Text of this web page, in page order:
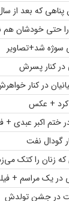
که بعد از
حتی خودشان هم
شد+تصاویر
در کنار پسرش
در کنار
کرد + عکس
ختم اکبر عبدی +
گودال نفت
زنان را کتک
در یک مراسم +
در جشن تولدش